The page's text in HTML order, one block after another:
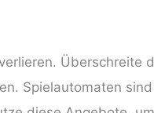
Überschreite
Spielautomaten